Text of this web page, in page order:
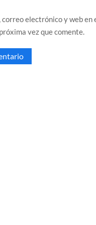
correo electrónico y web en
vez que comente.